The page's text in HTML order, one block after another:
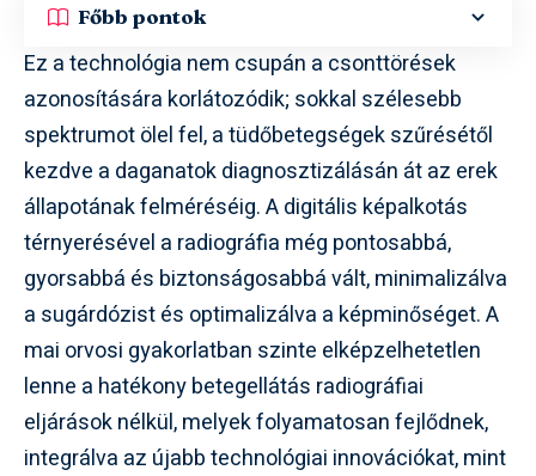
Főbb pontok
Ez a technológia nem csupán a csonttörések
azonosítására korlátozódik; sokkal szélesebb
spektrumot ölel fel, a tüdőbetegségek szűrésétől
kezdve a daganatok diagnosztizálásán át az erek
állapotának felméréséig. A digitális képalkotás
térnyerésével a radiográfia még pontosabbá,
gyorsabbá és biztonságosabbá vált, minimalizálva
a sugárdózist és optimalizálva a képminőséget. A
mai orvosi gyakorlatban szinte elképzelhetetlen
lenne a hatékony betegellátás radiográfiai
eljárások nélkül, melyek folyamatosan fejlődnek,
integrálva az újabb technológiai innovációkat, mint